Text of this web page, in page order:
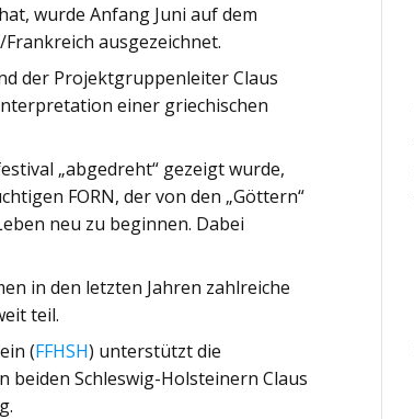
wurde Anfang Juni auf dem
ausgezeichnet.
der Projektgruppenleiter Claus
einer griechischen
„abgedreht“ gezeigt wurde,
FORN, der von den „Göttern“
neu zu beginnen. Dabei
in den letzten Jahren zahlreiche
teil.
(FFHSH) unterstützt die
beiden Schleswig-Holsteinern Claus